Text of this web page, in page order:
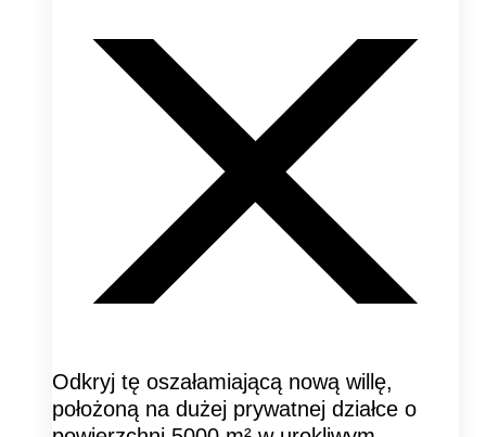
Odkryj tę oszałamiającą nową willę,
położoną na dużej prywatnej działce o